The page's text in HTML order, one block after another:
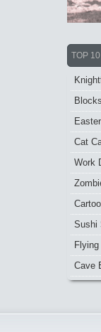
TOP
Cat
Work
Sushi
Cave